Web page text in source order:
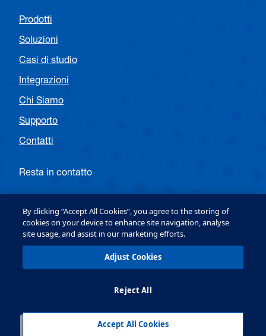
Prodotti
Soluzioni
Casi di studio
Integrazioni
Chi Siamo
Supporto
Contatti
Resta in contatto
Follow OPTEX EMEA Security
Terms & Conditions
Informativa sulla privacy e sui
By clicking “Accept All Cookies”, you agree to the storing of
cookies on your device to enhance site navigation, analyse
site usage, and assist in our marketing efforts.
Adjust Cookies
Reject All
Accept All Cookies